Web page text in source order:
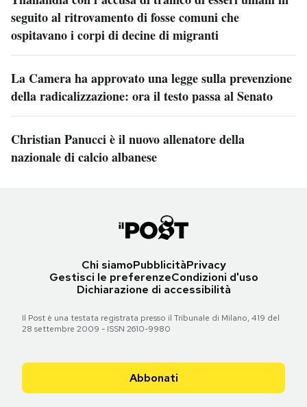
seguito al ritrovamento di fosse comuni che
ospitavano i corpi di decine di migranti
La Camera ha approvato una legge sulla prevenzione
della radicalizzazione: ora il testo passa al Senato
Christian Panucci è il nuovo allenatore della
nazionale di calcio albanese
Chi siamoPubblicitàPrivacy
Gestisci le preferenzeCondizioni d'uso
Dichiarazione di accessibilità
Il Post è una testata registrata presso il Tribunale di Milano, 419 del
28 settembre 2009 - ISSN 2610-9980
Abbonati